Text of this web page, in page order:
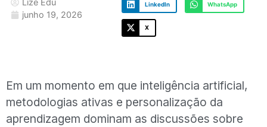
Lize Edu
junho 19, 2026
LinkedIn WhatsApp
X
Em um momento em que inteligência artificial,
metodologias ativas e personalização da
aprendizagem dominam as discussões sobre